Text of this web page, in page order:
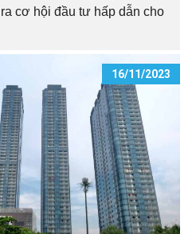
cơ hội đầu tư hấp dẫn cho
16/11/2023